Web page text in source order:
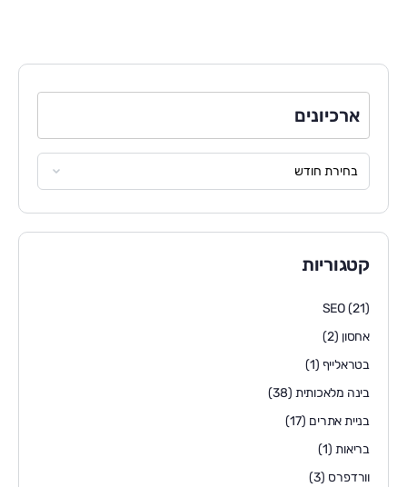
ארכיונים
קטגוריות
SEO(21)
אחסון (2)
בטראלייף (1)
בינה מלאכותית (38)
בניית אתרים (17)
בריאות(1)
וורדפרס (3)